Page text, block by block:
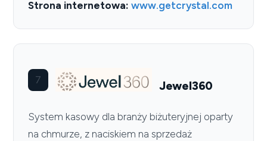
Strona internetowa: www.getcrystal.com
7 Jewel360
System kasowy dla branży biżuteryjnej oparty
na chmurze, z naciskiem na sprzedaż